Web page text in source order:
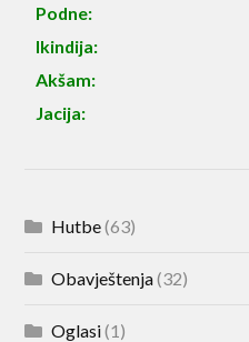
Podne:
Ikindija:
Akšam:
Jacija:
Hutbe(63)
Obavještenja(32)
Oglasi(1)